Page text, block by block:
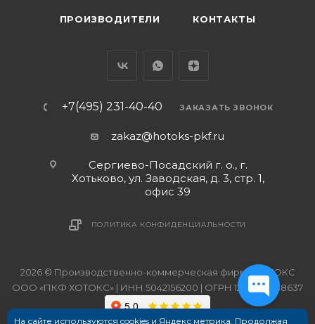
ПРОИЗВОДИТЕЛИ КОНТАКТЫ
+7(495) 231-40-40 ЗАКАЗАТЬ ЗВОНОК
zakaz@hotoks-pkf.ru
Сергиево-Посадский г. о., г.
Хотьково, ул. Заводская, д. 3, стр. 1,
офис 39
ПОЛИТИКА КОНФИДЕНЦИАЛЬНОСТИ
2026 © Производственно-коммерческая фирма ХОТОКС
ООО «ПКФ ХОТОКС» | ИНН 5042156200 | ОГРН 1215000038637
На сайте используются cookies и Яндекс метрика. Продолжая